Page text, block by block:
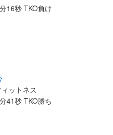
16秒 TKO負け
ットネス
41秒 TKO勝ち